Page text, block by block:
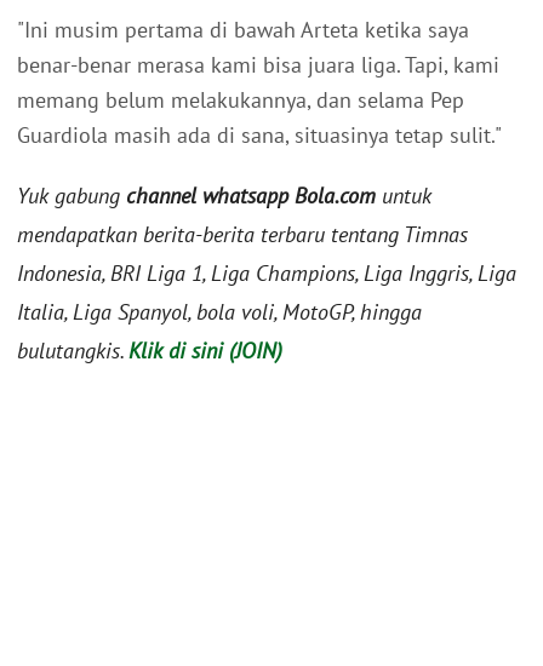
"Ini musim pertama di bawah Arteta ketika saya
benar-benar merasa kami bisa juara liga. Tapi, kami
memang belum melakukannya, dan selama Pep
Guardiola masih ada di sana, situasinya tetap sulit."
Yuk gabung channel whatsapp Bola.com untuk
mendapatkan berita-berita terbaru tentang Timnas
Indonesia, BRI Liga 1, Liga Champions, Liga Inggris, Liga
Italia, Liga Spanyol, bola voli, MotoGP, hingga
bulutangkis.Klik di sini (JOIN)